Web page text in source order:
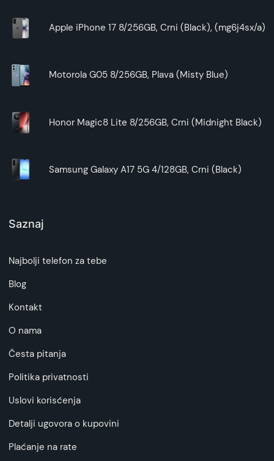
Apple iPhone 17 8/256GB, Crni (Black), (mg6j4sx/a)
Motorola G05 8/256GB, Plava (Misty Blue)
Honor Magic8 Lite 8/256GB, Crni (Midnight Black)
Samsung Galaxy A17 5G 4/128GB, Crni (Black)
Saznaj
Najbolji telefon za tebe
Blog
Kontakt
O nama
Česta pitanja
Politika privatnosti
Uslovi korisćenja
Detalji ugovora o kupovini
Plaćanje na rate